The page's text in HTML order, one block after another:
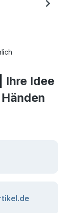
Ihre Idee